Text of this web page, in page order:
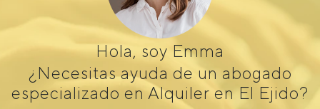
Hola, soy Emma
¿Necesitas ayuda de un abogado
especializado en Alquiler en El Ejido?